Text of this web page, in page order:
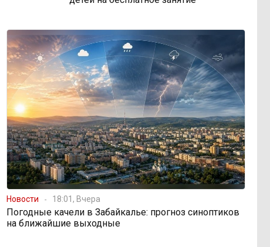
Новости 18:01, Вчера
Погодные качели в Забайкалье: прогноз синоптиков
на ближайшие выходные